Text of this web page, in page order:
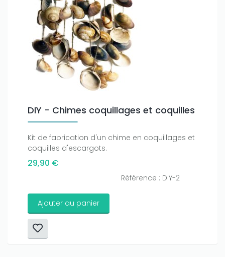
DIY - Chimes coquillages et coquilles
Kit de fabrication d'un chime en coquillages et
coquilles d'escargots.
29,90 €
Référence : DIY-2
Ajouter au panier